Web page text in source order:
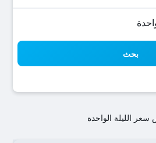
بحث
الليلة الواحدة